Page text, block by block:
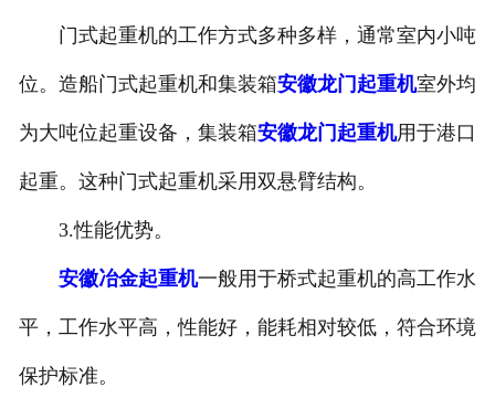
门式起重机的工作方式多种多样，通常室内小吨
位。造船门式起重机和集装箱安徽龙门起重机室外均
为大吨位起重设备，集装箱安徽龙门起重机用于港口
起重。这种门式起重机采用双悬臂结构。
3.性能优势。
安徽冶金起重机一般用于桥式起重机的高工作水
平，工作水平高，性能好，能耗相对较低，符合环境
保护标准。